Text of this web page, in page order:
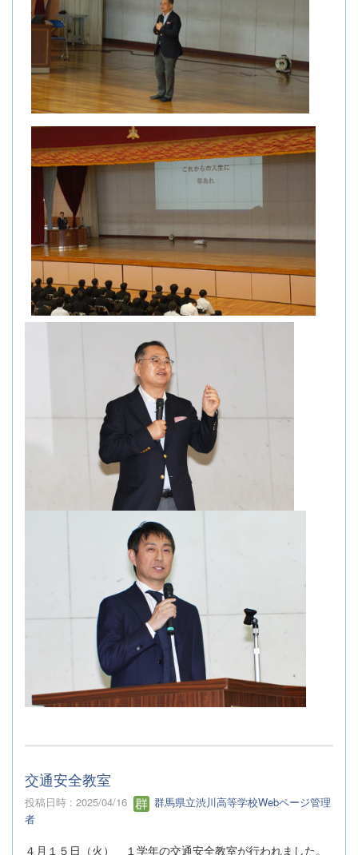
交通安全教室
投稿日時 : 2025/04/16
群馬県立渋川高等学校Webページ管理
者
４月１５日（火） １学年の交通安全教室が行われました。